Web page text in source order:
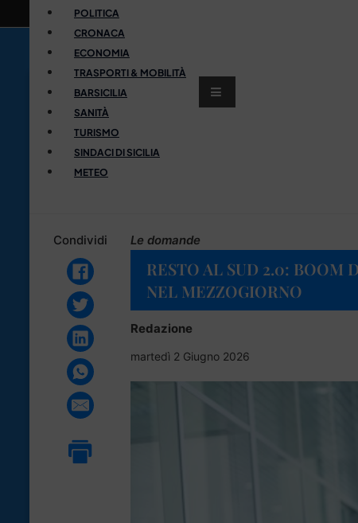
POLITICA
CRONACA
ECONOMIA
TRASPORTI & MOBILITÀ
BARSICILIA
SANITÀ
TURISMO
SINDACI DI SICILIA
METEO
Condividi Le domande
RESTO AL SUD 2.0: BOOM
NEL MEZZOGIORNO
Redazione
martedì 2 Giugno 2026